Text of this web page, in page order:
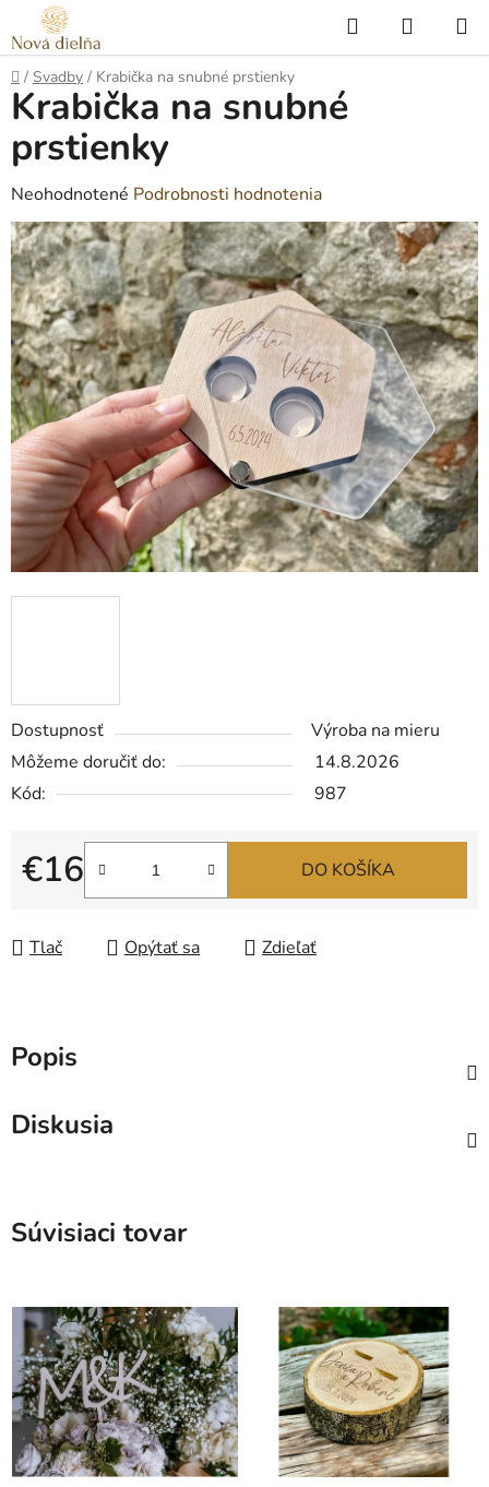
Prejsť
na
obsah
Hľadať
KOŠÍK
Domov
/ Svadby / Krabička na snubné prstienky
Dostupnosť
Výroba na mieru
Môžeme doručiť do:
14.8.2026
Kód:
987
€16
Jednotková cena:
DO KOŠÍKA
Tlač Opýtať sa Zdieľať
Krabička na snubné
prstienky
Priemerné
hodnotenie
produktu
je
0,0
z
5
hviezdičiek.
Neohodnotené Podrobnosti hodnotenia
Popis
Diskusia
Súvisiaci tovar